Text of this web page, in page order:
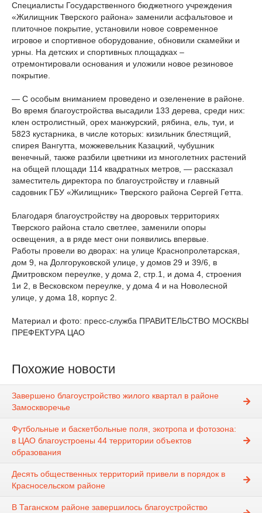
Специалисты Государственного бюджетного учреждения
«Жилищник Тверского района» заменили асфальтовое и
плиточное покрытие, установили новое современное
игровое и спортивное оборудование, обновили скамейки и
урны. На детских и спортивных площадках –
отремонтировали основания и уложили новое резиновое
покрытие.
— С особым вниманием проведено и озеленение в районе.
Во время благоустройства высадили 133 дерева, среди них:
клен остролистный, орех манжурский, рябина, ель, туи, и
5823 кустарника, в числе которых: кизильник блестящий,
спирея Вангутта, можжевельник Казацкий, чубушник
венечный, также разбили цветники из многолетних растений
на общей площади 114 квадратных метров, — рассказал
заместитель директора по благоустройству и главный
садовник ГБУ «Жилищник» Тверского района Сергей Гетта.
Благодаря благоустройству на дворовых территориях
Тверского района стало светлее, заменили опоры
освещения, а в ряде мест они появились впервые.
Работы провели во дворах: на улице Краснопролетарская,
дом 9, на Долгоруковской улице, у домов 29 и 39/6, в
Дмитровском переулке, у дома 2, стр.1, и дома 4, строения
1и 2, в Весковском переулке, у дома 4 и на Новолесной
улице, у дома 18, корпус 2.
Материал и фото: пресс-служба ПРАВИТЕЛЬСТВО МОСКВЫ
ПРЕФЕКТУРА ЦАО
Похожие новости
Завершено благоустройство жилого квартал в районе
Замоскворечье
Футбольные и баскетбольные поля, экотропа и фотозона:
в ЦАО благоустроены 44 территории объектов
образования
Десять общественных территорий привели в порядок в
Красносельском районе
В Таганском районе завершилось благоустройство